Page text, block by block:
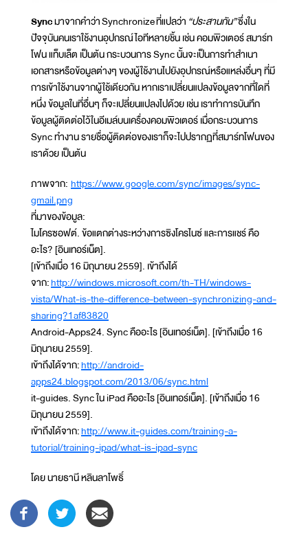
Syncมาจากคำว่า Synchronize ที่แปลว่า “ประสานกัน”ซึ่งใน
ปัจจุบันคนเราใช้งานอุปกรณ์ไอทีหลายชิ้น เช่น คอมพิวเตอร์ สมาร์ท
โฟน แท็บเล็ต เป็นต้น กระบวนการ Sync นั้นจะเป็นการทำสำเนา
เอกสารหรือข้อมูลต่างๆ ของผู้ใช้งานไปยังอุปกรณ์หรือแหล่งอื่นๆ ที่มี
การเข้าใช้งานจากผู้ใช้เดียวกัน หากเราเปลี่ยนแปลงข้อมูลจากที่ใดที่
หนึ่ง ข้อมูลในที่อื่นๆ ก็จะเปลี่ยนแปลงไปด้วย เช่น เราทำการบันทึก
ข้อมูลผู้ติดต่อไว้ในอีเมล์บนเครื่องคอมพิวเตอร์ เมื่อกระบวนการ
Sync ทำงาน รายชื่อผู้ติดต่อของเราก็จะไปปรากฏที่สมาร์ทโฟนของ
เราด้วย เป็นต้น
ภาพจาก: https://www.google.com/sync/images/sync-
gmail.png
ที่มาของข้อมูล:
ไมโครซอฟต์. ข้อแตกต่างระหว่างการซิงโครไนซ์ และการแชร์ คือ
อะไร? [อินเทอร์เน็ต].
[เข้าถึงเมื่อ 16 มิถุนายน 2559]. เข้าถึงได้
จาก:http://windows.microsoft.com/th-TH/windows-
vista/What-is-the-difference-between-synchronizing-and-
sharing?1af83820
Android-Apps24. Sync คืออะไร [อินเทอร์เน็ต]. [เข้าถึงเมื่อ 16
มิถุนายน 2559].
เข้าถึงได้จาก:http://android-
apps24.blogspot.com/2013/06/sync.html
it-guides. Sync ใน iPad คืออะไร [อินเทอร์เน็ต]. [เข้าถึงเมื่อ 16
มิถุนายน 2559].
เข้าถึงได้จาก:http://www.it-guides.com/training-a-
tutorial/training-ipad/what-is-ipad-sync
โดย นายธานี หลินลาโพธิ์